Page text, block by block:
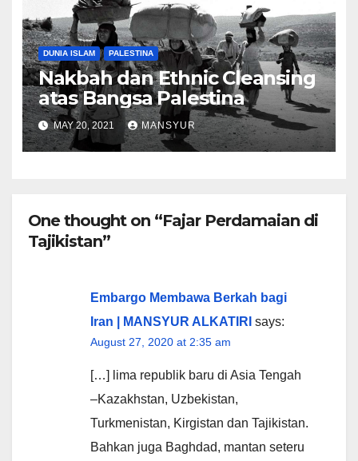
DUNIA ISLAM PALESTINA
Nakbah dan Ethnic Cleansing
atas Bangsa Palestina
MAY 20, 2021 MANSYUR
One thought on “Fajar Perdamaian di
Tajikistan”
Embargo Membawa Berkah bagi
Iran | MANSYUR ALKATIRI says:
August 27, 2020 at 2:35 am
[…] lima republik baru di Asia Tengah
–Kazakhstan, Uzbekistan,
Turkmenistan, Kirgistan dan Tajikistan.
Bahkan juga Baghdad, mantan seteru